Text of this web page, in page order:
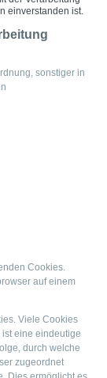
einverstanden ist.
sonstiger in
Cookies.
auf einem
Viele Cookies
eine eindeutige
durch welche
zugeordnet